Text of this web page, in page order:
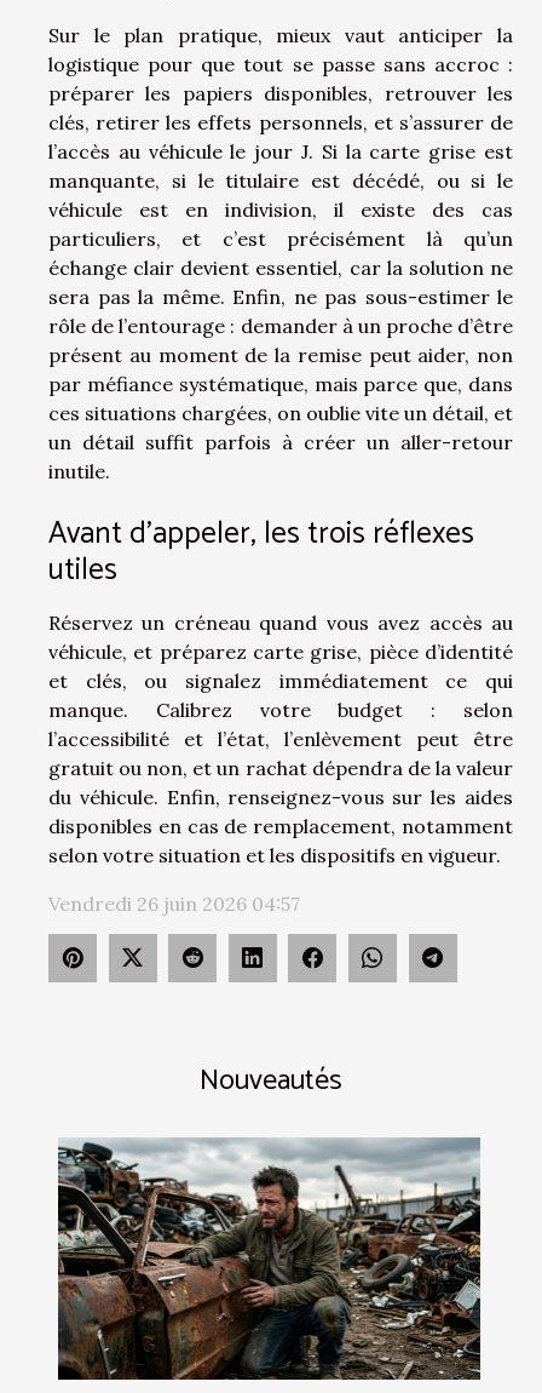
Nouveautés
Sur le plan pratique, mieux vaut anticiper la
logistique pour que tout se passe sans accroc :
préparer les papiers disponibles, retrouver les
clés, retirer les effets personnels, et s’assurer de
l’accès au véhicule le jour J. Si la carte grise est
manquante, si le titulaire est décédé, ou si le
véhicule est en indivision, il existe des cas
particuliers, et c’est précisément là qu’un
échange clair devient essentiel, car la solution ne
sera pas la même. Enfin, ne pas sous-estimer le
rôle de l’entourage : demander à un proche d’être
présent au moment de la remise peut aider, non
par méfiance systématique, mais parce que, dans
ces situations chargées, on oublie vite un détail, et
un détail suffit parfois à créer un aller-retour
inutile.
Avant d’appeler, les trois réflexes
utiles
Réservez un créneau quand vous avez accès au
véhicule, et préparez carte grise, pièce d’identité
et clés, ou signalez immédiatement ce qui
manque. Calibrez votre budget : selon
l’accessibilité et l’état, l’enlèvement peut être
gratuit ou non, et un rachat dépendra de la valeur
du véhicule. Enfin, renseignez-vous sur les aides
disponibles en cas de remplacement, notamment
selon votre situation et les dispositifs en vigueur.
Vendredi 26 juin 2026 04:57